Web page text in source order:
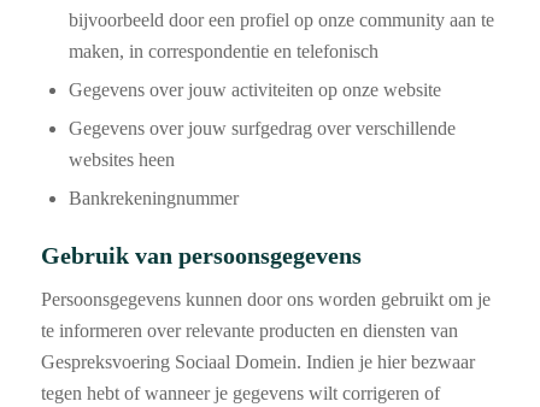
bijvoorbeeld door een profiel op onze community aan te
maken, in correspondentie en telefonisch
Gegevens over jouw activiteiten op onze website
Gegevens over jouw surfgedrag over verschillende
websites heen
Bankrekeningnummer
Gebruik van persoonsgegevens
Persoonsgegevens kunnen door ons worden gebruikt om je
te informeren over relevante producten en diensten van
Gespreksvoering Sociaal Domein. Indien je hier bezwaar
tegen hebt of wanneer je gegevens wilt corrigeren of